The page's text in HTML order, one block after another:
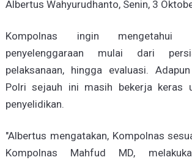
Albertus Wahyurudhanto, Senin, 3
Kompolnas ingin mengetahui
penyelenggaraan mulai dari
pelaksanaan, hingga evaluasi.
Polri sejauh ini masih bekerja keras
penyelidikan.
"Albertus mengatakan, Kompolnas
Kompolnas Mahfud MD,